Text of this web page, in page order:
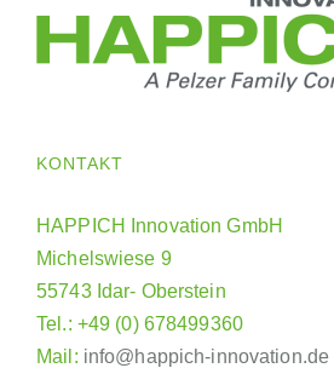
KONTAKT
HAPPICH Innovation GmbH
Michelswiese 9
55743 Idar- Oberstein
Tel.: +49 (0) 678499360
Mail: info@happich-innovation.de